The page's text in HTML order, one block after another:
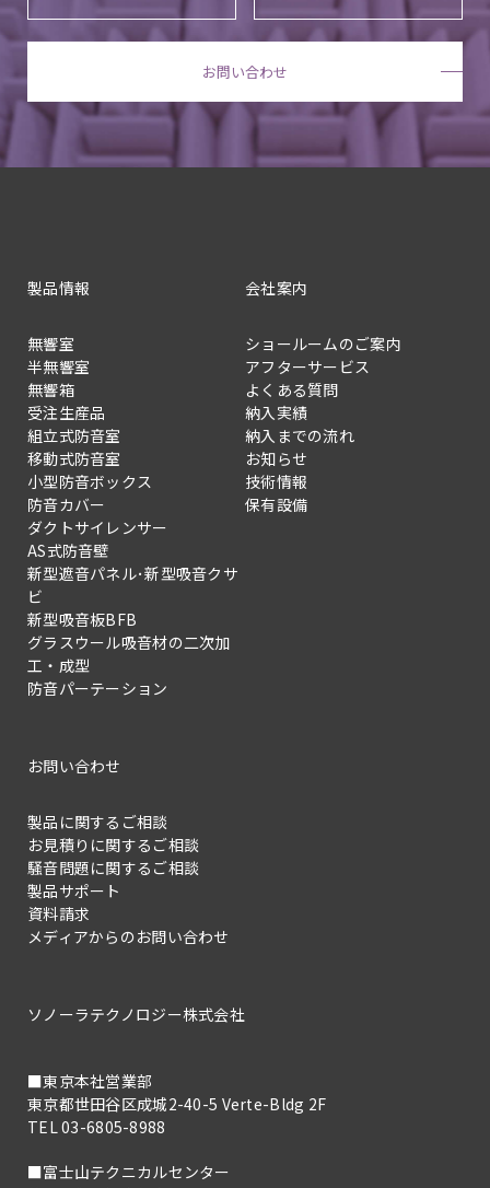
お問い合わせ
製品情報
無響室
半無響室
無響箱
受注生産品
組立式防音室
移動式防音室
小型防音ボックス
防音カバー
ダクトサイレンサー
AS式防音壁
新型遮音パネル･新型吸音クサ
ビ
新型吸音板BFB
グラスウール吸音材の二次加
工・成型
防音パーテーション
会社案内
ショールームのご案内
アフターサービス
よくある質問
納入実績
納入までの流れ
お知らせ
技術情報
保有設備
お問い合わせ
製品に関するご相談
お見積りに関するご相談
騒音問題に関するご相談
製品サポート
資料請求
メディアからのお問い合わせ
ソノーラテクノロジー株式会社
■東京本社営業部
東京都世田谷区成城2-40-5 Verte-Bldg 2F
TEL 03-6805-8988
■富士山テクニカルセンター